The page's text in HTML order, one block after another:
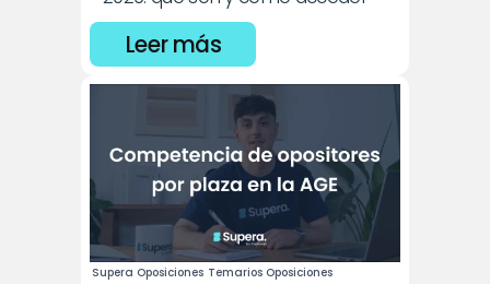
Leer más
Supera Oposiciones Temarios Oposiciones